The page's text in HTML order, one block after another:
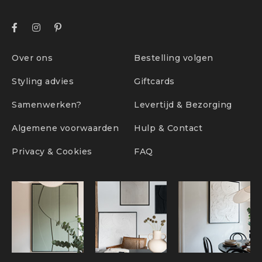
Over ons
Styling advies
Samenwerken?
Algemene voorwaarden
Privacy & Cookies
Bestelling volgen
Giftcards
Levertijd & Bezorging
Hulp & Contact
FAQ